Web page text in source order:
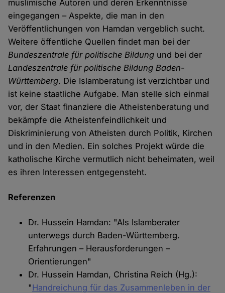
muslimische Autoren und deren Erkenntnisse
eingegangen – Aspekte, die man in den
Veröffentlichungen von Hamdan vergeblich sucht.
Weitere öffentliche Quellen findet man bei der
Bundeszentrale für politische Bildung und bei der
Landeszentrale für politische Bildung Baden-
Württemberg. Die Islamberatung ist verzichtbar und
ist keine staatliche Aufgabe. Man stelle sich einmal
vor, der Staat finanziere die Atheistenberatung und
bekämpfe die Atheistenfeindlichkeit und
Diskriminierung von Atheisten durch Politik, Kirchen
und in den Medien. Ein solches Projekt würde die
katholische Kirche vermutlich nicht beheimaten, weil
es ihren Interessen entgegensteht.
Referenzen
Dr. Hussein Hamdan: "Als Islamberater
unterwegs durch Baden-Württemberg.
Erfahrungen – Herausforderungen –
Orientierungen"
Dr. Hussein Hamdan, Christina Reich (Hg.):
"Handreichung für das Zusammenleben in der